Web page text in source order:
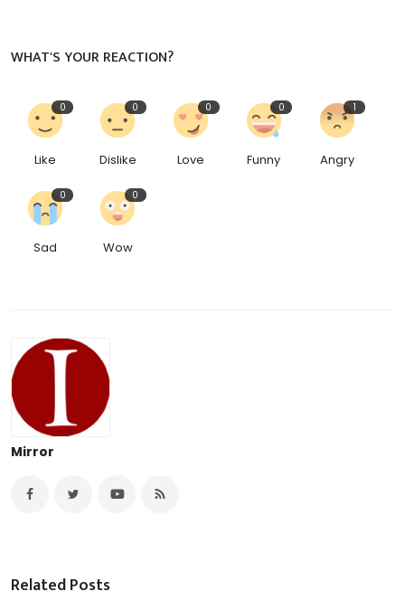
WHAT'S YOUR REACTION?
0
Like
0
Dislike
0
Love
0
Funny
1
Angry
0
Sad
0
Wow
Mirror
Related Posts